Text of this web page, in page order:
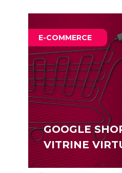
E-COMMERCE
GOOGLE
VITRINE